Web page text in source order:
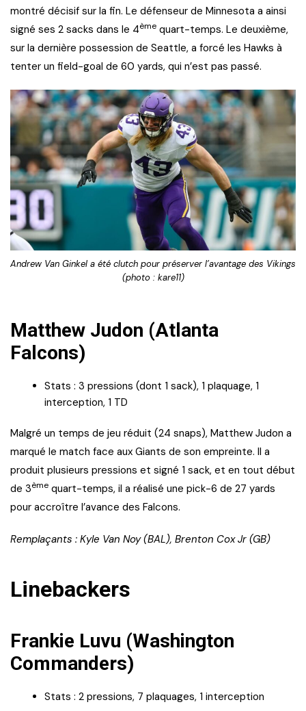
montré décisif sur la fin. Le défenseur de Minnesota a ainsi
signé ses 2 sacks dans le 4ème quart-temps. Le deuxième,
sur la dernière possession de Seattle, a forcé les Hawks à
tenter un field-goal de 60 yards, qui n’est pas passé.
Andrew Van Ginkel a été clutch pour préserver l’avantage des Vikings
(photo : kare11)
Matthew Judon (Atlanta
Falcons)
Stats : 3 pressions (dont 1 sack), 1 plaquage, 1
interception, 1 TD
Malgré un temps de jeu réduit (24 snaps), Matthew Judon a
marqué le match face aux Giants de son empreinte. Il a
produit plusieurs pressions et signé 1 sack, et en tout début
de 3ème quart-temps, il a réalisé une pick-6 de 27 yards
pour accroître l’avance des Falcons.
Remplaçants : Kyle Van Noy (BAL), Brenton Cox Jr (GB)
Linebackers
Frankie Luvu (Washington
Commanders)
Stats : 2 pressions, 7 plaquages, 1 interception